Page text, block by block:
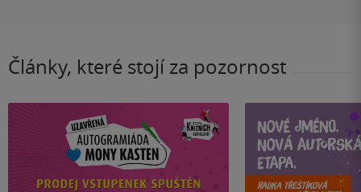
Články, které stojí za pozornost